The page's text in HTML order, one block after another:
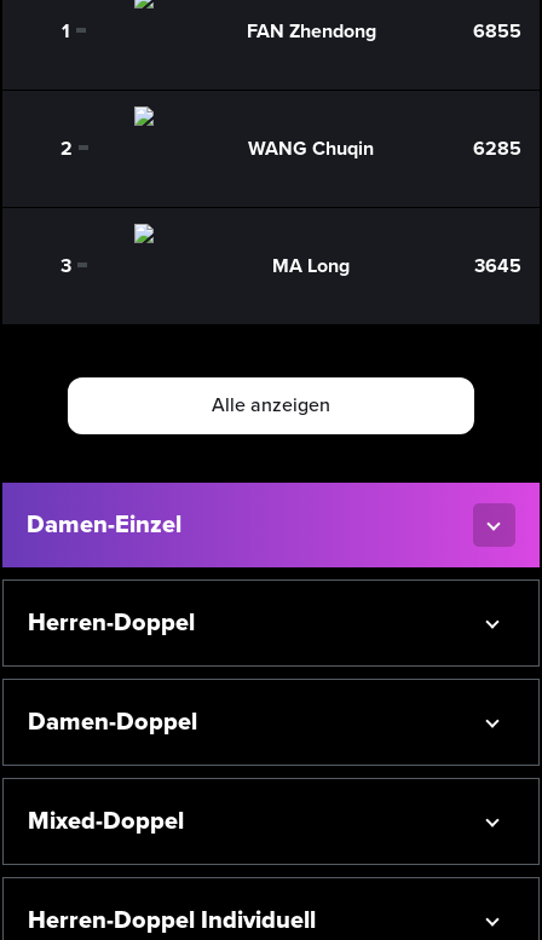
1 0 FAN Zhendong 6855
2 0 WANG Chuqin 6285
3 0 MA Long 3645
Alle anzeigen
Damen-Einzel
Herren-Doppel
Damen-Doppel
Mixed-Doppel
Herren-Doppel Individuell